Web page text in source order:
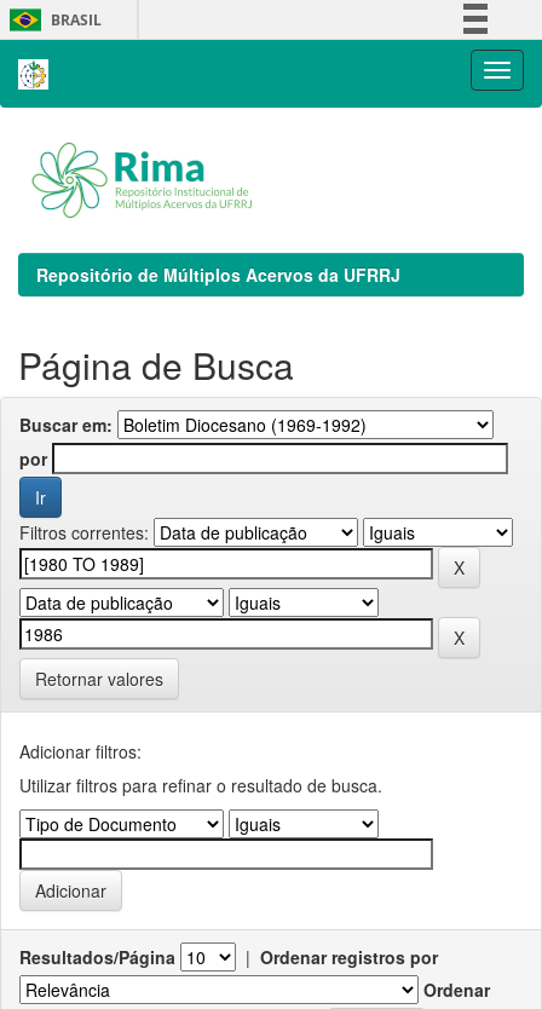
Skip
navigation
BRASIL
Repositório de Múltiplos Acervos da UFRRJ
Página de Busca
Buscar em:
por
Filtros correntes:
Retornar valores
Adicionar filtros:
Utilizar filtros para refinar o resultado de busca.
Resultados/Página | Ordenar registros por
Ordenar